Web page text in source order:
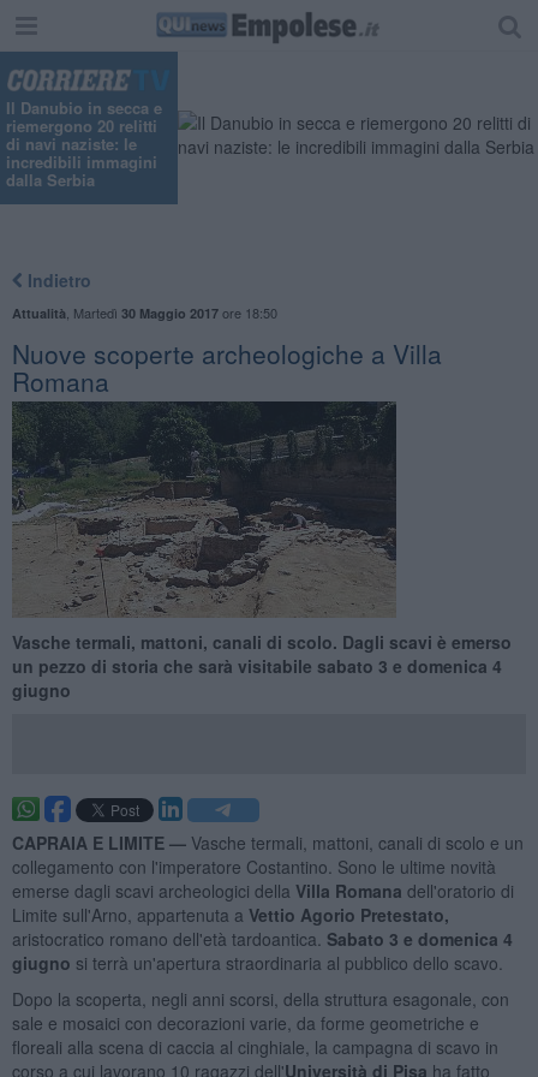
Il Danubio in secca e
riemergono 20 relitti
di navi naziste: le
incredibili immagini
dalla Serbia
Indietro
Attualità Martedì 30 Maggio 2017ore 18:50
Nuove scoperte archeologiche a Villa
Romana
Vasche termali, mattoni, canali di scolo. Dagli scavi è emerso
un pezzo di storia che sarà visitabile sabato 3 e domenica 4
giugno
CAPRAIA E LIMITE — Vasche termali, mattoni, canali di scolo e un
collegamento con l'imperatore Costantino. Sono le ultime novità
emerse dagli scavi archeologici della Villa Romana dell'oratorio di
Limite sull'Arno, appartenuta a Vettio Agorio Pretestato,
aristocratico romano dell'età tardoantica. Sabato 3 e domenica 4
giugno si terrà un'apertura straordinaria al pubblico dello scavo.
Dopo la scoperta, negli anni scorsi, della struttura esagonale, con
sale e mosaici con decorazioni varie, da forme geometriche e
floreali alla scena di caccia al cinghiale, la campagna di scavo in
corso a cui lavorano 10 ragazzi dell'Università di Pisa ha fatto